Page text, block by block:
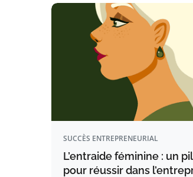
SUCCÈS ENTREPRENEURIAL
L’entraide féminine : un
pour réussir dans